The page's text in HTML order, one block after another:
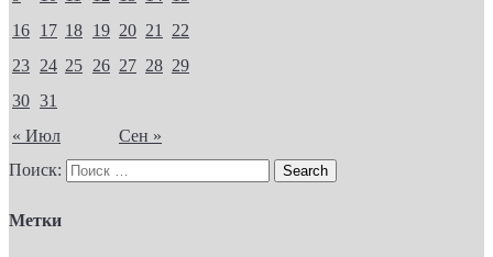
« Июл Сен »
16 17 18 19 20 21
22
23 24 25 26 27 28 29
30 31
Поиск:
Метки